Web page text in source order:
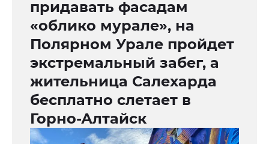
придавать фасадам
«облико мурале», на
Полярном Урале пройдет
экстремальный забег, а
жительница Салехарда
бесплатно слетает в
Горно-Алтайск